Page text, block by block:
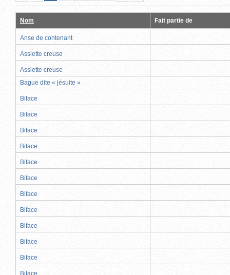
pageprécédente
actuelle)
suivante
page
Nom Fait partie de
Anse de contenant
Assiette creuse
Assiette creuse
Bague dite « jésuite »
Biface
Biface
Biface
Biface
Biface
Biface
Biface
Biface
Biface
Biface
Biface
Biface